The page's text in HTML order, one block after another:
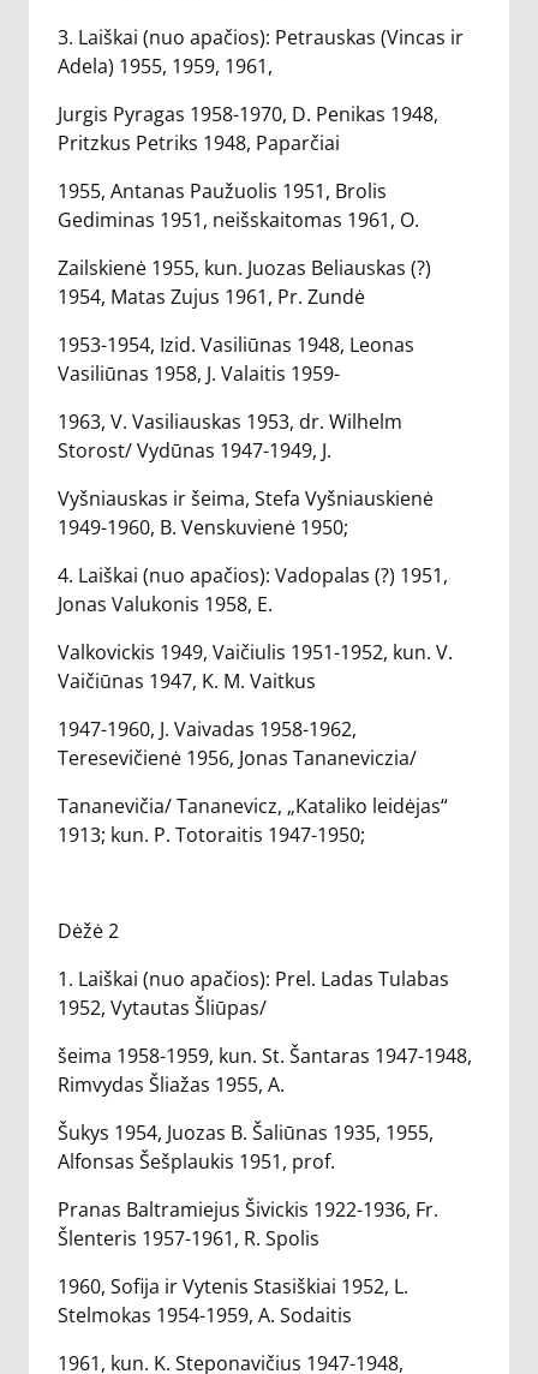
3. Laiškai (nuo apačios): Petrauskas (Vincas ir
Adela) 1955, 1959, 1961,
Jurgis Pyragas 1958-1970, D. Penikas 1948,
Pritzkus Petriks 1948, Paparčiai
1955, Antanas Paužuolis 1951, Brolis
Gediminas 1951, neišskaitomas 1961, O.
Zailskienė 1955, kun. Juozas Beliauskas (?)
1954, Matas Zujus 1961, Pr. Zundė
1953-1954, Izid. Vasiliūnas 1948, Leonas
Vasiliūnas 1958, J. Valaitis 1959-
1963, V. Vasiliauskas 1953, dr. Wilhelm
Storost/ Vydūnas 1947-1949, J.
Vyšniauskas ir šeima, Stefa Vyšniauskienė
1949-1960, B. Venskuvienė 1950;
4. Laiškai (nuo apačios): Vadopalas (?) 1951,
Jonas Valukonis 1958, E.
Valkovickis 1949, Vaičiulis 1951-1952, kun. V.
Vaičiūnas 1947, K. M. Vaitkus
1947-1960, J. Vaivadas 1958-1962,
Teresevičienė 1956, Jonas Tananeviczia/
Tananevičia/ Tananevicz, „Kataliko leidėjas“
1913; kun. P. Totoraitis 1947-1950;
Dėžė 2
1. Laiškai (nuo apačios): Prel. Ladas Tulabas
1952, Vytautas Šliūpas/
šeima 1958-1959, kun. St. Šantaras 1947-1948,
Rimvydas Šliažas 1955, A.
Šukys 1954, Juozas B. Šaliūnas 1935, 1955,
Alfonsas Šešplaukis 1951, prof.
Pranas Baltramiejus Šivickis 1922-1936, Fr.
Šlenteris 1957-1961, R. Spolis
1960, Sofija ir Vytenis Stasiškiai 1952, L.
Stelmokas 1954-1959, A. Sodaitis
1961, kun. K. Steponavičius 1947-1948,